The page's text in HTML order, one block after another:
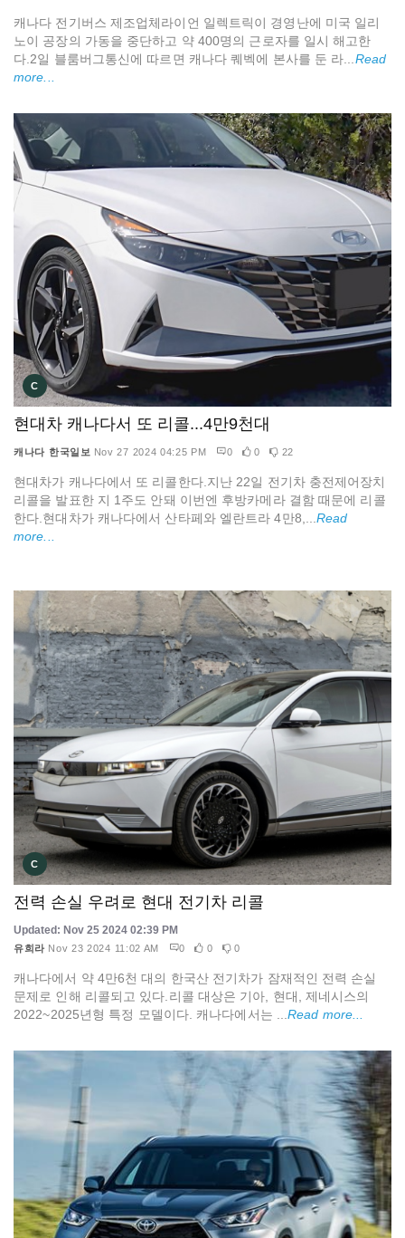
캐나다 전기버스 제조업체라이언 일렉트릭이 경영난에 미국 일리
노이 공장의 가동을 중단하고 약 400명의 근로자를 일시 해고한
다.2일 블룸버그통신에 따르면 캐나다 퀘벡에 본사를 둔 라... Read
more...
C
현대차 캐나다서 또 리콜...4만9천대
캐나다 한국일보 Nov 27 2024 04:25 PM 0 0 22
현대차가 캐나다에서 또 리콜한다.지난 22일 전기차 충전제어장치
리콜을 발표한 지 1주도 안돼 이번엔 후방카메라 결함 때문에 리콜
한다.현대차가 캐나다에서 산타페와 엘란트라 4만8,...Read
more...
C
전력 손실 우려로 현대 전기차 리콜
Updated: Nov 25 2024 02:39 PM
유희라 Nov 23 2024 11:02 AM 0 0 0
캐나다에서 약 4만6천 대의 한국산 전기차가 잠재적인 전력 손실
문제로 인해 리콜되고 있다.리콜 대상은 기아, 현대, 제네시스의
2022~2025년형 특정 모델이다. 캐나다에서는 ...Read more...